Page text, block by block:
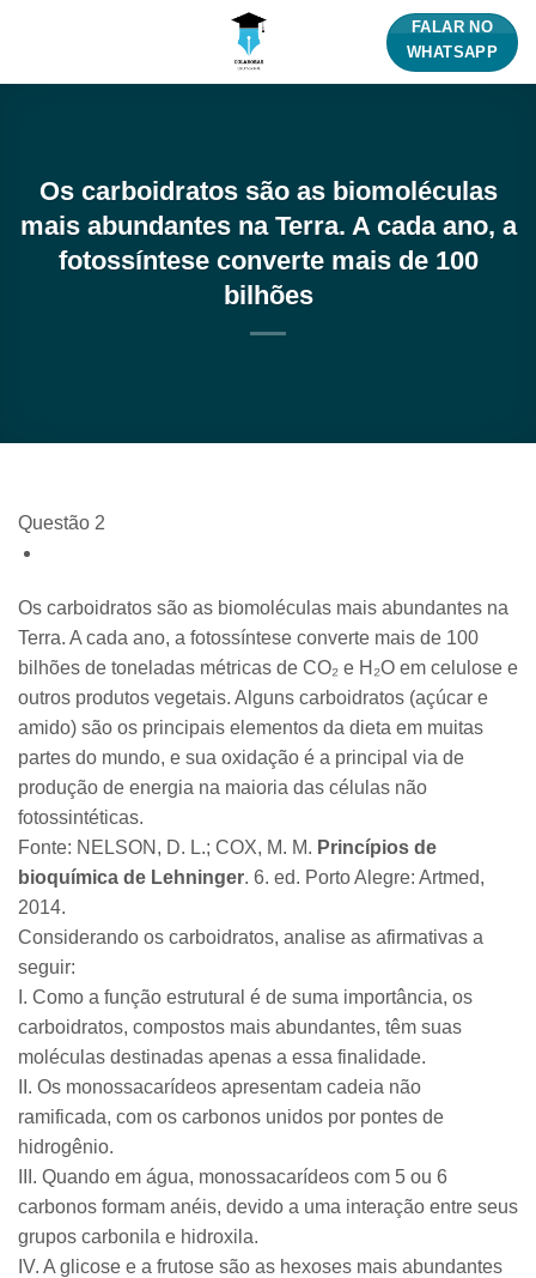
FALAR NO
WHATSAPP
Os carboidratos são as biomoléculas
mais abundantes na Terra. A cada ano, a
fotossíntese converte mais de 100
bilhões
Questão 2
Os carboidratos são as biomoléculas mais abundantes na
Terra. A cada ano, a fotossíntese converte mais de 100
bilhões de toneladas métricas de CO₂ e H₂O em celulose e
outros produtos vegetais. Alguns carboidratos (açúcar e
amido) são os principais elementos da dieta em muitas
partes do mundo, e sua oxidação é a principal via de
produção de energia na maioria das células não
fotossintéticas.
Fonte: NELSON, D. L.; COX, M. M. Princípios de
bioquímica de Lehninger. 6. ed. Porto Alegre: Artmed,
2014.
Considerando os carboidratos, analise as afirmativas a
seguir:
I. Como a função estrutural é de suma importância, os
carboidratos, compostos mais abundantes, têm suas
moléculas destinadas apenas a essa finalidade.
II. Os monossacarídeos apresentam cadeia não
ramificada, com os carbonos unidos por pontes de
hidrogênio.
III. Quando em água, monossacarídeos com 5 ou 6
carbonos formam anéis, devido a uma interação entre seus
grupos carbonila e hidroxila.
IV. A glicose e a frutose são as hexoses mais abundantes